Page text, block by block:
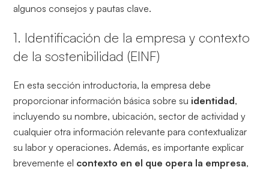
algunos consejos y pautas clave.
1. Identificación de la empresa y contexto
de la sostenibilidad (EINF)
En esta sección introductoria, la empresa debe
proporcionar información básica sobre su identidad,
incluyendo su nombre, ubicación, sector de actividad y
cualquier otra información relevante para contextualizar
su labor y operaciones. Además, es importante explicar
brevemente el contexto en el que opera la empresa,